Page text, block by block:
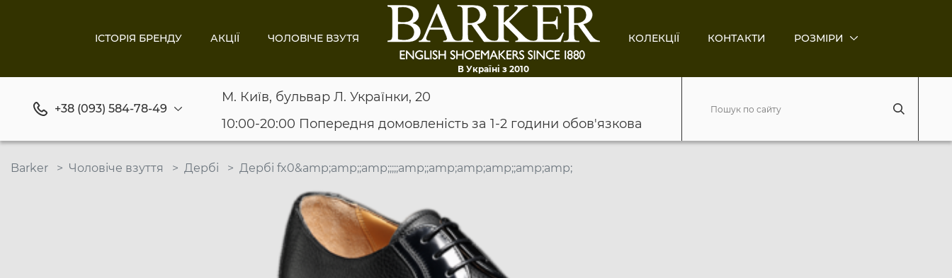
ІСТОРІЯ БРЕНДУ АКЦІЇ ЧОЛОВІЧЕ ВЗУТЯ
В Україні з 2010
КОЛЕКЦІЇ КОНТАКТИ РОЗМІРИ
+38 (093) 584-78-49
М. Київ, бульвар Л. Українки, 20
10:00-20:00 Попередня домовленість за 1-2 години обов'язкова
Barker Чоловіче взуття Дербі Дербі fx0&amp;amp;;amp;;;;;amp;;amp;amp;amp;;amp;amp;